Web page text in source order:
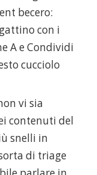
becero:
con i
A e Condividi
cucciolo
vi sia
contenuti del
snelli in
di triage